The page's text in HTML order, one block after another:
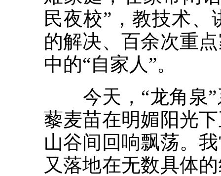
民夜校”，教技术
的解决、百余次重
中的“自家人”。
今天，“龙角泉”
藜麦苗在明媚阳光
山谷间回响飘荡。
又落地在无数具体